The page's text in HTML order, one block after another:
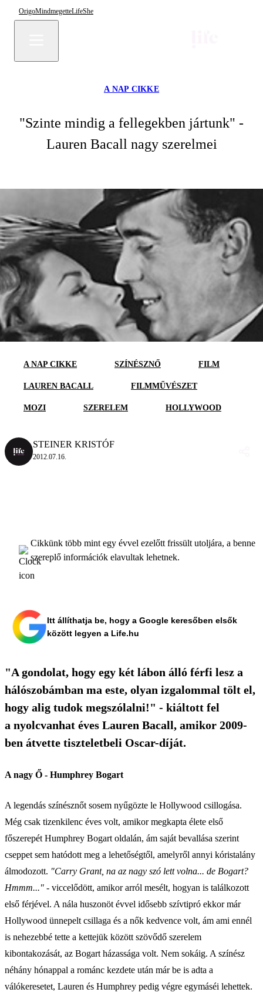
OrigoMindmegetteLifeShe
A NAP CIKKE
"Szinte mindig a fellegekben jártunk" -
Lauren Bacall nagy szerelmei
A NAP CIKKE SZÍNÉSZNŐ FILM
LAUREN BACALL FILMMŰVÉSZET
MOZI SZERELEM HOLLYWOOD
STEINER KRISTÓF
2012.07.16.
Cikkünk több mint egy évvel ezelőtt frissült utoljára, a benne
szereplő információk elavultak lehetnek.
Itt állíthatja be, hogy a Google keresőben elsők
között legyen a Life.hu
"A gondolat, hogy egy két lábon álló férfi lesz a
hálószobámban ma este, olyan izgalommal tölt el,
hogy alig tudok megszólalni!" - kiáltott fel
a nyolcvanhat éves Lauren Bacall, amikor 2009-
ben átvette tiszteletbeli Oscar-díját.
A nagy Ő - Humphrey Bogart
A legendás színésznőt sosem nyűgözte le Hollywood csillogása.
Még csak tizenkilenc éves volt, amikor megkapta élete első
főszerepét Humphrey Bogart oldalán, ám saját bevallása szerint
cseppet sem hatódott meg a lehetőségtől, amelyről annyi kóristalány
álmodozott. "Carry Grant, na az nagy szó lett volna... de Bogart?
Hmmm..." - viccelődött, amikor arról mesélt, hogyan is találkozott
első férjével. A nála huszonöt évvel idősebb szívtipró ekkor már
Hollywood ünnepelt csillaga és a nők kedvence volt, ám ami ennél
is nehezebbé tette a kettejük között szövődő szerelem
kibontakozását, az Bogart házassága volt. Nem sokáig. A színész
néhány hónappal a románc kezdete után már be is adta a
válókeresetet, Lauren és Humphrey pedig végre egymáséi lehettek.